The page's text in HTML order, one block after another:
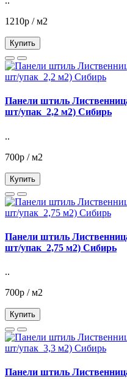
1210р / м2
Купить
Панели штиль
шт/упак_2,2 м2) Сибирь
..
700р / м2
Купить
Панели штиль
шт/упак_2,75 м2) Сибирь
..
700р / м2
Купить
Панели штиль